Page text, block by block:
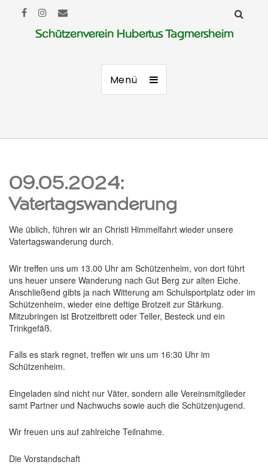
Schützenverein Hubertus Tagmersheim
Menü
09.05.2024:
Vatertagswanderung
Wie üblich, führen wir an Christi Himmelfahrt wieder unsere
Vatertagswanderung durch.
Wir treffen uns um 13.00 Uhr am Schützenheim, von dort führt
uns heuer unsere Wanderung nach Gut Berg zur alten Eiche.
Anschließend gibts ja nach Witterung am Schulsportplatz oder im
Schützenheim, wieder eine deftige Brotzeit zur Stärkung.
Mitzubringen ist Brotzeitbrett oder Teller, Besteck und ein
Trinkgefäß.
Falls es stark regnet, treffen wir uns um 16:30 Uhr im
Schützenheim.
Eingeladen sind nicht nur Väter, sondern alle Vereinsmitglieder
samt Partner und Nachwuchs sowie auch die Schützenjugend.
Wir freuen uns auf zahlreiche Teilnahme.
Die Vorstandschaft